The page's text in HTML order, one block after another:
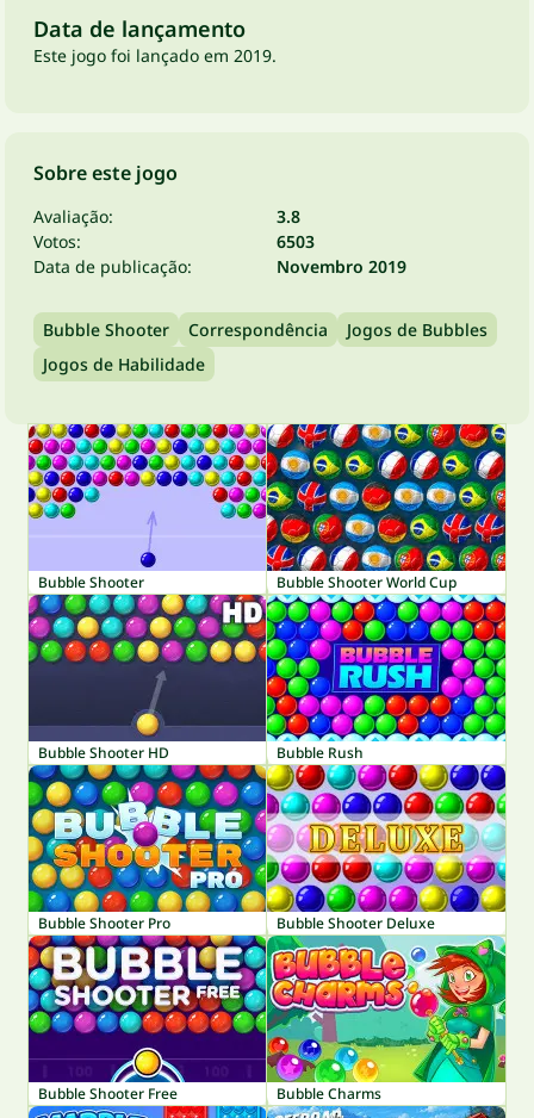
Data de lançamento
Este jogo foi lançado em 2019.
Sobre este jogo
Avaliação:
3.8
Votos:
6503
Data de publicação:
Novembro 2019
Bubble Shooter Correspondência
Jogos de Bubbles
Jogos de Habilidade
Bubble Shooter Bubble Shooter World Cup
Bubble Shooter HD Bubble Rush
Bubble Shooter Pro Bubble Shooter Deluxe
Bubble Shooter Free Bubble Charms